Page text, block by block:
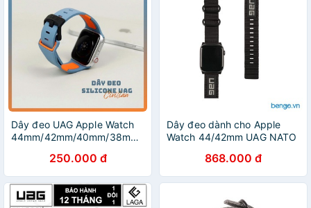
Dây đeo UAG Apple Watch
44mm/42mm/40mm/38mmm
250.000 đ
Dây đeo dành cho Apple
Watch 44/42mm UAG NATO
868.000 đ